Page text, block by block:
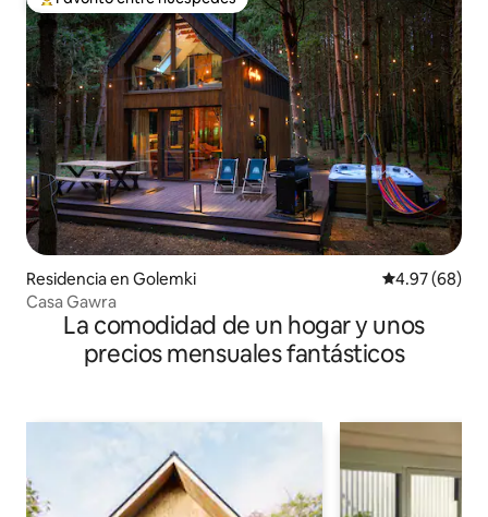
De los mejores en Favorito entre huéspedes
Residencia en Golemki Calificación
4.97 (68)
Casa Gawra
La comodidad de un hogar y unos
precios mensuales fantásticos